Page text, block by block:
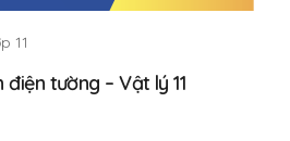
11
tường – Vật lý 11